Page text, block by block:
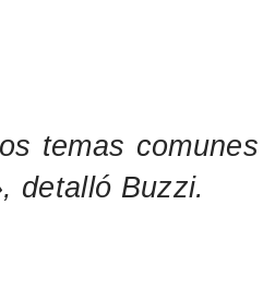
temas comunes
detalló Buzzi.